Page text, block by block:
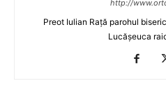
http://
Preot Iulian Rață parohul
Lucășeuca